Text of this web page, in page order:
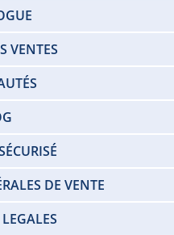
VENTES
DE VENTE